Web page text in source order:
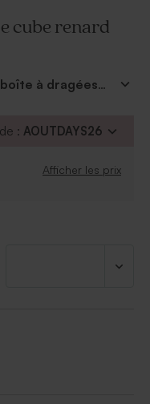
cube renard
boîte à dragées
cadeau souvenir
: AOUTDAYS26
Afficher les prix